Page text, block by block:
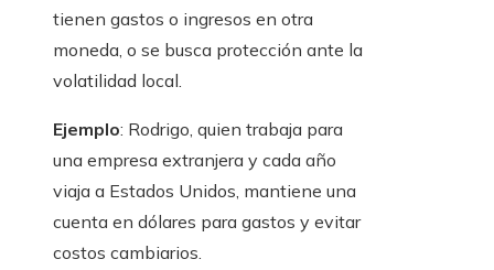
tienen gastos o ingresos en otra
moneda, o se busca protección ante la
volatilidad local.
Ejemplo: Rodrigo, quien trabaja para
una empresa extranjera y cada año
viaja a Estados Unidos, mantiene una
cuenta en dólares para gastos y evitar
costos cambiarios.